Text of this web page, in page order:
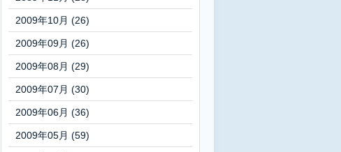
2009年10月 (26)
2009年09月 (26)
2009年08月 (29)
2009年07月 (30)
2009年06月 (36)
2009年05月 (59)